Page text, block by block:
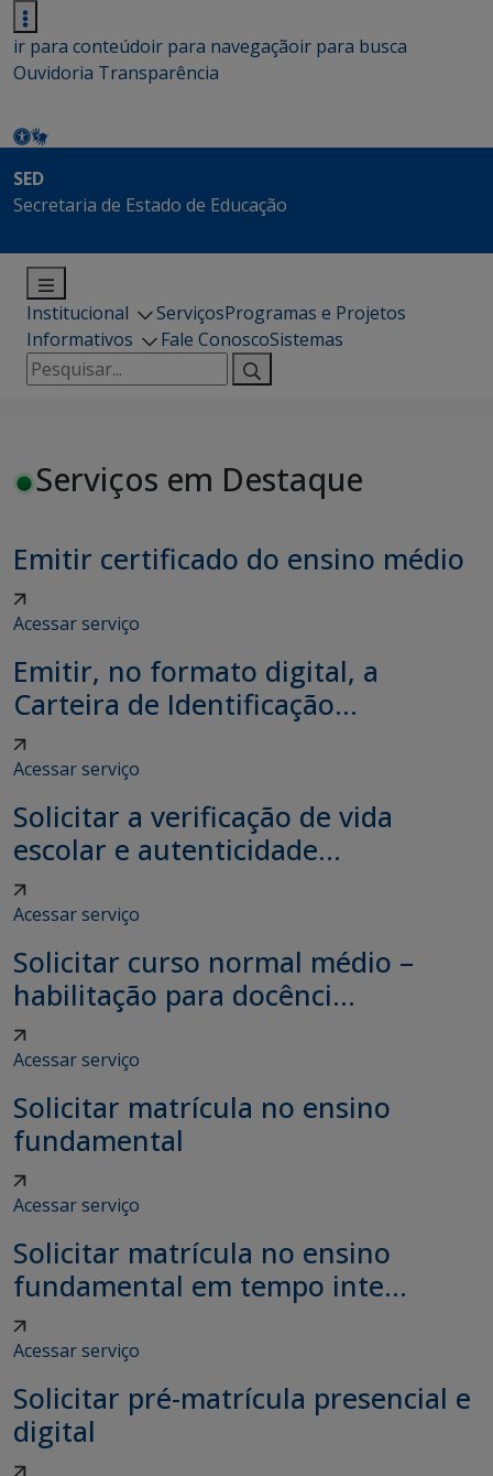
ir para conteúdoir para navegaçãoir para busca
Ouvidoria Transparência
SED
Secretaria de Estado de Educação
Institucional ServiçosProgramas e Projetos
Informativos
Fale ConoscoSistemas
Pesquisar
por:
Serviços em Destaque
Emitir certificado do ensino médio
Acessar serviço
Emitir, no formato digital, a
Carteira de Identificação...
Acessar serviço
Solicitar a verificação de vida
escolar e autenticidade...
Acessar serviço
Solicitar curso normal médio –
habilitação para docênci...
Acessar serviço
Solicitar matrícula no ensino
fundamental
Acessar serviço
Solicitar matrícula no ensino
fundamental em tempo inte...
Acessar serviço
Solicitar pré-matrícula presencial e
digital